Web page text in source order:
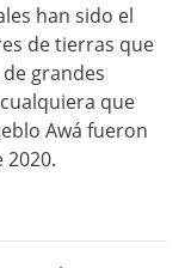
han sido el
de tierras que
grandes
que
Awá fueron